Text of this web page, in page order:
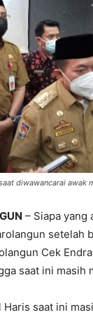
diwawancarai awak
– Siapa yang
setelah
Cek
saat ini masih
Haris saat ini